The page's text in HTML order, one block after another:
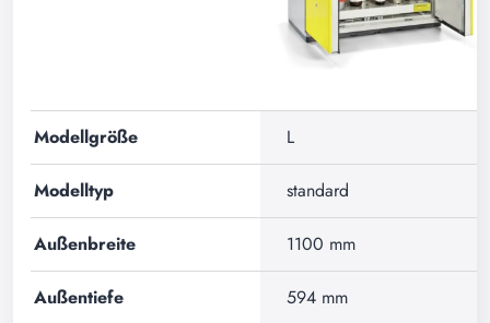
Modellgröße L
Modelltyp standard
Außenbreite 1100 mm
Außentiefe 594 mm